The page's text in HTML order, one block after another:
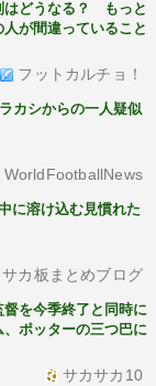
はどうなる？ もっと
が間違っていること
フットカルチョ！
カシからの一人疑似
WorldFootballNews
に溶け込む見慣れた
カ板まとめブログ
督を今季終了と同時に
ポッターの三つ巴に
サカサカ10